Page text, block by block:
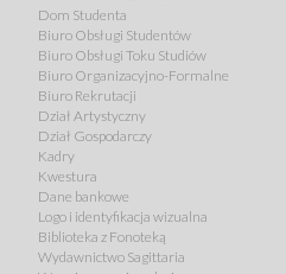
Dom Studenta
Biuro Obsługi Studentów
Biuro Obsługi Toku Studiów
Biuro Organizacyjno-Formalne
Biuro Rekrutacji
Dział Artystyczny
Dział Gospodarczy
Kadry
Kwestura
Dane bankowe
Logo i identyfikacja wizualna
Biblioteka z Fonoteką
Wydawnictwo Sagittaria